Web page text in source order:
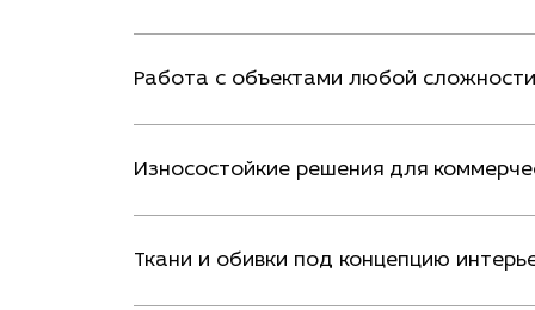
Работа с объектами любой сложности
Износостойкие решения для
Ткани и обивки под концепцию